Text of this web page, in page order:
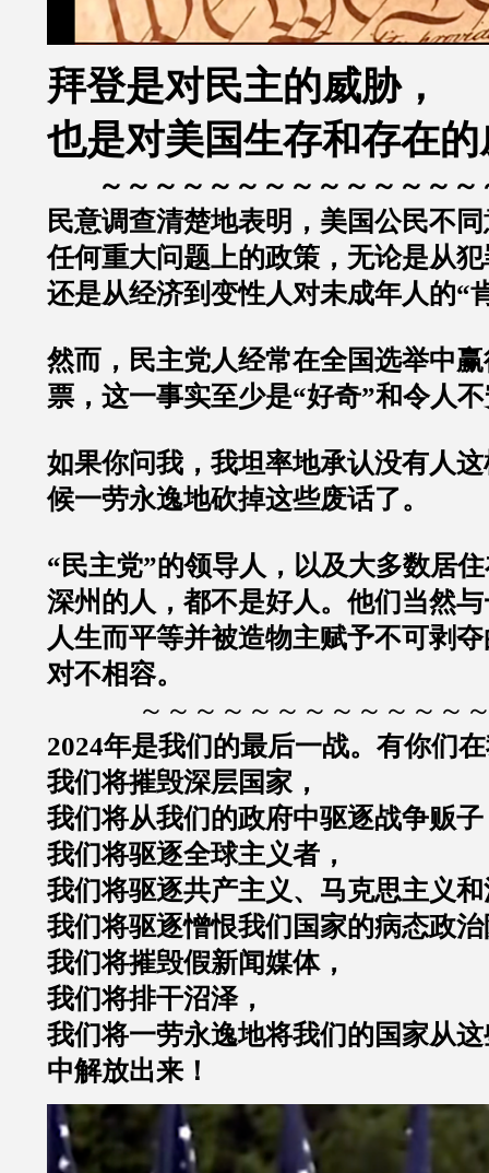
拜登是对民主的威胁，
也是对美国生存和存在的
～～～～～～～～～～～～～
民意调查清楚地表明，美国公民不
任何重大问题上的政策，无论是从
还是从经济到变性人对未成年人的“
然而，民主党人经常在全国选举中
票，这一事实至少是“好奇”和令人
如果你问我，我坦率地承认没有人
候一劳永逸地砍掉这些废话了。
“民主党”的领导人，以及大多数居
深州的人，都不是好人。他们当然
人生而平等并被造物主赋予不可剥
对不相容。
～～～～～～～～～～～～
2024年是我们的最后一战。有你们
我们将摧毁深层国家，
我们将从我们的政府中驱逐战争贩
我们将驱逐全球主义者，
我们将驱逐共产主义、马克思主义
我们将驱逐憎恨我们国家的病态政
我们将摧毁假新闻媒体，
我们将排干沼泽，
我们将一劳永逸地将我们的国家从
中解放出来！